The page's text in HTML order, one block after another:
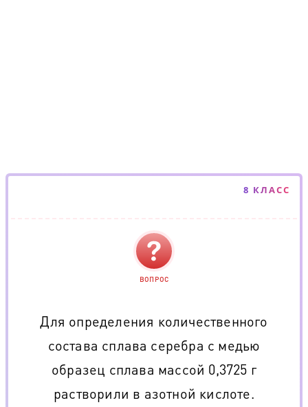
8 КЛАСС
ВОПРОС
Для определения количественного
состава сплава серебра с медью
образец сплава массой 0,3725 г
растворили в азотной кислоте.